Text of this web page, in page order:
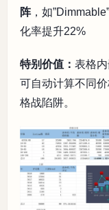
阵，如
化率提升22%
特别价值： 表格
可自动计算不同
格战陷阱。